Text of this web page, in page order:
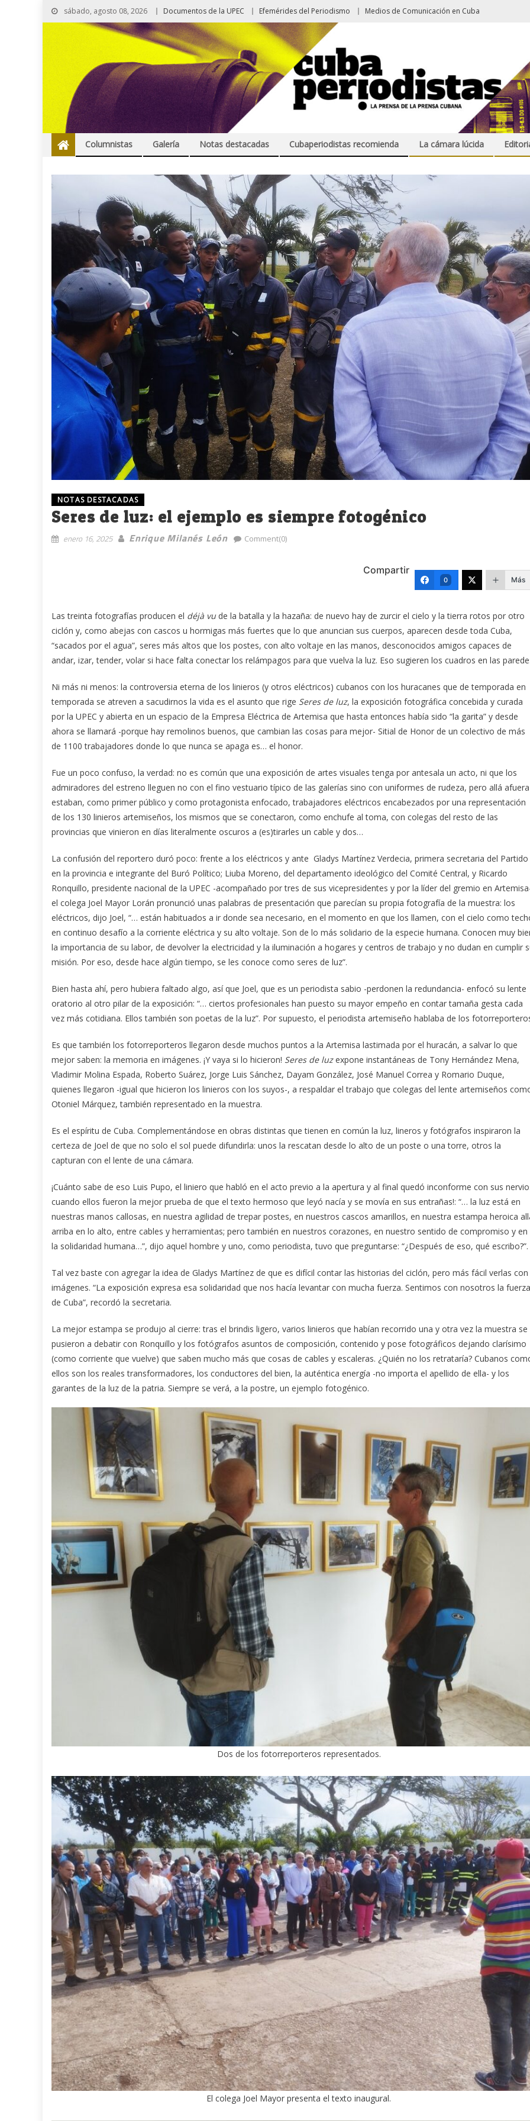
sábado, agosto 08, 2026 Documentos de la UPEC Efemérides del Periodismo Medios de Comunicación en Cuba
Columnistas Galería Notas destacadas Cubaperiodistas recomienda La cámara lúcida
NOTAS DESTACADAS
Seres de luz: el ejemplo es siempre fotogénico
enero 16, 2025 Enrique Milanés León Comment(0)
Compartir
0 Más
Las treinta fotografías producen el déjà vu de la batalla y la hazaña: de nuevo hay de zurcir el cielo y la tierra rotos por otro
ciclón y, como abejas con cascos u hormigas más fuertes que lo que anuncian sus cuerpos, aparecen desde toda Cuba,
“sacados por el agua”, seres más altos que los postes, con alto voltaje en las manos, desconocidos amigos capaces de
andar, izar, tender, volar si hace falta conectar los relámpagos para que vuelva la luz. Eso sugieren los cuadros en las
Ni más ni menos: la controversia eterna de los linieros (y otros eléctricos) cubanos con los huracanes que de temporada en
temporada se atreven a sacudirnos la vida es el asunto que rige Seres de luz, la exposición fotográfica concebida y curada
por la UPEC y abierta en un espacio de la Empresa Eléctrica de Artemisa que hasta entonces había sido “la garita” y desde
ahora se llamará -porque hay remolinos buenos, que cambian las cosas para mejor- Sitial de Honor de un colectivo de más
de 1100 trabajadores donde lo que nunca se apaga es… el honor.
Fue un poco confuso, la verdad: no es común que una exposición de artes visuales tenga por antesala un acto, ni que los
admiradores del estreno lleguen no con el fino vestuario típico de las galerías sino con uniformes de rudeza, pero allá afuera
estaban, como primer público y como protagonista enfocado, trabajadores eléctricos encabezados por una representación
de los 130 linieros artemiseños, los mismos que se conectaron, como enchufe al toma, con colegas del resto de las
provincias que vinieron en días literalmente oscuros a (es)tirarles un cable y dos…
La confusión del reportero duró poco: frente a los eléctricos y ante Gladys Martínez Verdecia, primera secretaria del Partido
en la provincia e integrante del Buró Político; Liuba Moreno, del departamento ideológico del Comité Central, y Ricardo
Ronquillo, presidente nacional de la UPEC -acompañado por tres de sus vicepresidentes y por la líder del gremio en
el colega Joel Mayor Lorán pronunció unas palabras de presentación que parecían su propia fotografía de la muestra: los
eléctricos, dijo Joel, “… están habituados a ir donde sea necesario, en el momento en que los llamen, con el cielo como
en continuo desafío a la corriente eléctrica y su alto voltaje. Son de lo más solidario de la especie humana. Conocen muy
la importancia de su labor, de devolver la electricidad y la iluminación a hogares y centros de trabajo y no dudan en cumplir
misión. Por eso, desde hace algún tiempo, se les conoce como seres de luz”.
Bien hasta ahí, pero hubiera faltado algo, así que Joel, que es un periodista sabio -perdonen la redundancia- enfocó su lente
oratorio al otro pilar de la exposición: “… ciertos profesionales han puesto su mayor empeño en contar tamaña gesta cada
vez más cotidiana. Ellos también son poetas de la luz”. Por supuesto, el periodista artemiseño hablaba de los
Es que también los fotorreporteros llegaron desde muchos puntos a la Artemisa lastimada por el huracán, a salvar lo que
mejor saben: la memoria en imágenes. ¡Y vaya si lo hicieron! Seres de luzexpone instantáneas de Tony Hernández Mena,
Vladimir Molina Espada, Roberto Suárez, Jorge Luis Sánchez, Dayam González, José Manuel Correa y Romario Duque,
quienes llegaron -igual que hicieron los linieros con los suyos-, a respaldar el trabajo que colegas del lente artemiseños
Otoniel Márquez, también representado en la muestra.
Es el espíritu de Cuba. Complementándose en obras distintas que tienen en común la luz, lineros y fotógrafos inspiraron la
certeza de Joel de que no solo el sol puede difundirla: unos la rescatan desde lo alto de un poste o una torre, otros la
capturan con el lente de una cámara.
¡Cuánto sabe de eso Luis Pupo, el liniero que habló en el acto previo a la apertura y al final quedó inconforme con sus
cuando ellos fueron la mejor prueba de que el texto hermoso que leyó nacía y se movía en sus entrañas!: “… la luz está en
nuestras manos callosas, en nuestra agilidad de trepar postes, en nuestros cascos amarillos, en nuestra estampa heroica
arriba en lo alto, entre cables y herramientas; pero también en nuestros corazones, en nuestro sentido de compromiso y en
la solidaridad humana…”, dijo aquel hombre y uno, como periodista, tuvo que preguntarse: “¿Después de eso, qué escribo?”.
Tal vez baste con agregar la idea de Gladys Martínez de que es difícil contar las historias del ciclón, pero más fácil verlas con
imágenes. “La exposición expresa esa solidaridad que nos hacía levantar con mucha fuerza. Sentimos con nosotros la fuerza
de Cuba”, recordó la secretaria.
La mejor estampa se produjo al cierre: tras el brindis ligero, varios linieros que habían recorrido una y otra vez la muestra se
pusieron a debatir con Ronquillo y los fotógrafos asuntos de composición, contenido y pose fotográficos dejando clarísimo
(como corriente que vuelve) que saben mucho más que cosas de cables y escaleras. ¿Quién no los retrataría? Cubanos
ellos son los reales transformadores, los conductores del bien, la auténtica energía -no importa el apellido de ella- y los
garantes de la luz de la patria. Siempre se verá, a la postre, un ejemplo fotogénico.
Dos de los fotorreporteros representados.
El colega Joel Mayor presenta el texto inaugural.